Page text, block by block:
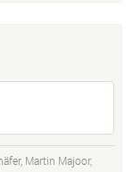
, Martin Majoor,